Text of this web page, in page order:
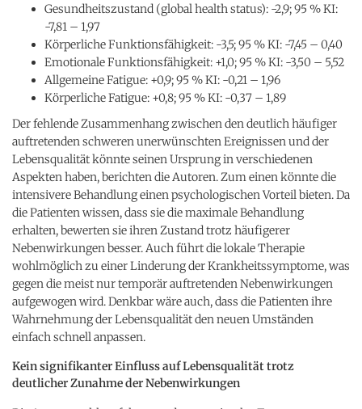
Gesundheitszustand (global health status): -2,9; 95 % KI:
-7,81 – 1,97
Körperliche Funktionsfähigkeit: -3,5; 95 % KI: -7,45 – 0,40
Emotionale Funktionsfähigkeit: +1,0; 95 % KI: -3,50 – 5,52
Allgemeine Fatigue: +0,9; 95 % KI: -0,21 – 1,96
Körperliche Fatigue: +0,8; 95 % KI: -0,37 – 1,89
Der fehlende Zusammenhang zwischen den deutlich häufiger
auftretenden schweren unerwünschten Ereignissen und der
Lebensqualität könnte seinen Ursprung in verschiedenen
Aspekten haben, berichten die Autoren. Zum einen könnte die
intensivere Behandlung einen psychologischen Vorteil bieten. Da
die Patienten wissen, dass sie die maximale Behandlung
erhalten, bewerten sie ihren Zustand trotz häufigerer
Nebenwirkungen besser. Auch führt die lokale Therapie
wohlmöglich zu einer Linderung der Krankheitssymptome, was
gegen die meist nur temporär auftretenden Nebenwirkungen
aufgewogen wird. Denkbar wäre auch, dass die Patienten ihre
Wahrnehmung der Lebensqualität den neuen Umständen
einfach schnell anpassen.
Kein signifikanter Einfluss auf Lebensqualität trotz
deutlicher Zunahme der Nebenwirkungen